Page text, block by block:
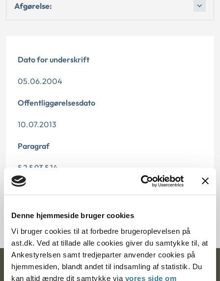
Denne hjemmeside bruger cookies
Vi bruger cookies til at forbedre brugeroplevelsen på
ast.dk. Ved at tillade alle cookies giver du samtykke til, at
Ankestyrelsen samt tredjeparter anvender cookies på
hjemmesiden, blandt andet til indsamling af statistik. Du
kan altid ændre dit samtykke via vores side om
Afgørelse:
Dato for underskrift
05.06.2004
Offentliggørelsesdato
10.07.2013
Paragraf
§ 2 § 93 § 14
2000283-03
Ankestyrelsen